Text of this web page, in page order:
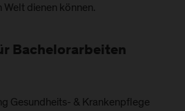
dienen können.
Bachelorarbeiten
Gesundheits- & Krankenpflege